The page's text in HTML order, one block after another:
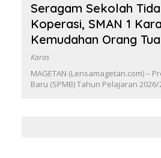
Seragam Sekolah
Koperasi, SMAN 1
Kemudahan Orang Tua
Karas
MAGETAN (Lensamagetan.com) –
Baru (SPMB) Tahun Pelajaran